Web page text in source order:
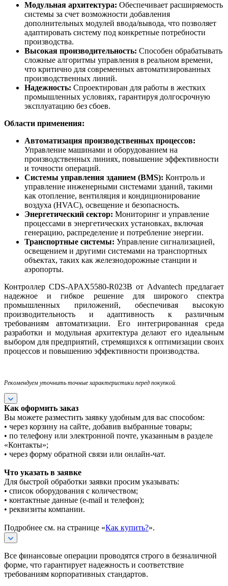
Модульная архитектура: Обеспечивает расширяемость
системы за счет возможности добавления
дополнительных модулей ввода/вывода, что позволяет
адаптировать систему под конкретные потребности
производства.
Высокая производительность: Способен обрабатывать
сложные алгоритмы управления в реальном времени,
что критично для современных автоматизированных
производственных линий.
Надежность: Спроектирован для работы в жестких
промышленных условиях, гарантируя долгосрочную
эксплуатацию без сбоев.
Области применения:
Автоматизация производственных процессов:
Управление машинами и оборудованием на
производственных линиях, повышение эффективности
и точности операций.
Системы управления зданием (BMS): Контроль и
управление инженерными системами зданий, такими
как отопление, вентиляция и кондиционирование
воздуха (HVAC), освещение и безопасность.
Энергетический сектор: Мониторинг и управление
процессами в энергетических установках, включая
генерацию, распределение и потребление энергии.
Транспортные системы: Управление сигнализацией,
освещением и другими системами на транспортных
объектах, таких как железнодорожные станции и
аэропорты.
Контроллер CDS-APAX5580-R023B от Advantech предлагает
надежное и гибкое решение для широкого спектра
промышленных приложений, обеспечивая высокую
производительность и адаптивность к различным
требованиям автоматизации. Его интегрированная среда
разработки и модульная архитектура делают его идеальным
выбором для предприятий, стремящихся к оптимизации своих
процессов и повышению эффективности производства.
Рекомендуем уточнить точные характеристики перед покупкой.
Как оформить заказ
Вы можете разместить заявку удобным для вас способом:
• через корзину на сайте, добавив выбранные товары;
• по телефону или электронной почте, указанным в разделе
«Контакты»;
• через форму обратной связи или онлайн-чат.
Что указать в заявке
Для быстрой обработки заявки просим указывать:
• список оборудования с количеством;
• контактные данные (e-mail и телефон);
• реквизиты компании.
Подробнее см. на странице «Как купить?».
Все финансовые операции проводятся строго в безналичной
форме, что гарантирует надежность и соответствие
требованиям корпоративных стандартов.